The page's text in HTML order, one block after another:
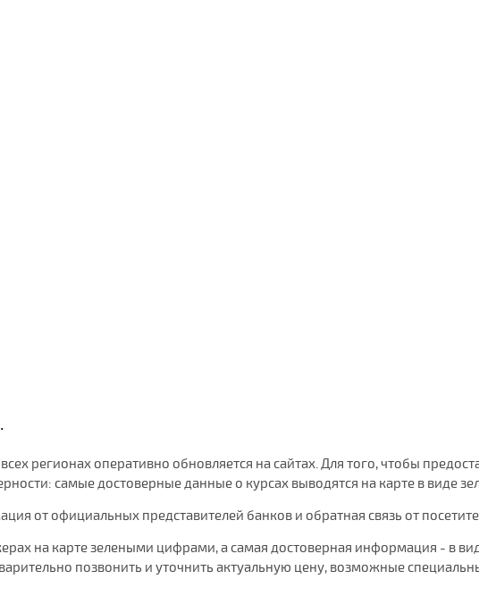
регионах оперативно обновляется на сайтах. Для того, чтобы
самые достоверные данные о курсах выводятся на карте в виде
от официальных представителей банков и обратная связь от
на карте зелеными цифрами, а самая достоверная информация - в
позвонить и уточнить актуальную цену, возможные